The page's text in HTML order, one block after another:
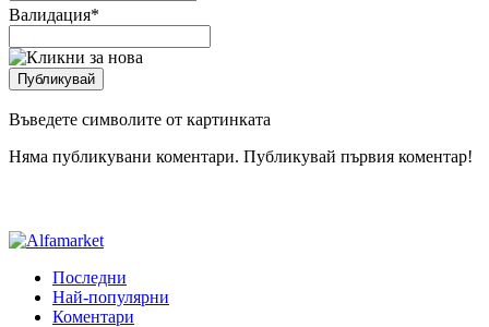
Валидация*
Въведете символите от картинката
Няма публикувани коментари. Публикувай първия коментар!
Последни
Най-популярни
Коментари